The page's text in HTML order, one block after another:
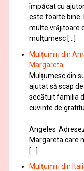
împăcat cu
este foarte
multe vrăjitoare
mulțumesc […]
Mulțumiri din
Margareta
Mulțumesc din
ajutat să scap
secătuit familia
cuvinte de
Angeles
Margareta care
[…]
Mulţumiri din